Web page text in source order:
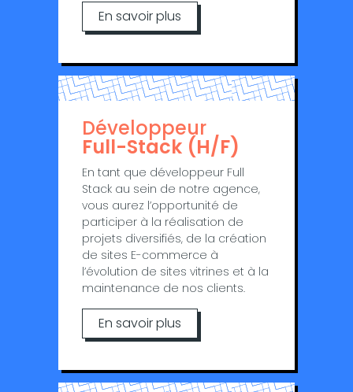
En savoir plus
Développeur
Full-Stack (H/F)
En tant que développeur Full
Stack au sein de notre agence,
vous aurez l’opportunité de
participer à la réalisation de
projets diversifiés, de la création
de sites E-commerce à
l’évolution de sites vitrines et à la
maintenance de nos clients.
En savoir plus